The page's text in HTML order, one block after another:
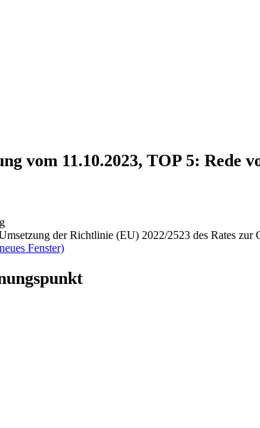
vom 11.10.2023, TOP 5: Rede
der Richtlinie (EU) 2022/2523 des Rates
Fenster)